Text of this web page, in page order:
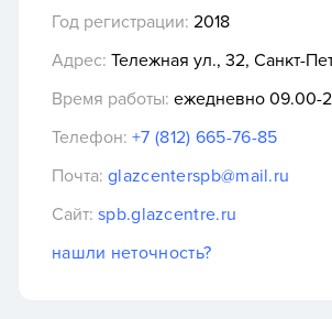
Год регистрации: 2018
Адрес: Тележная ул., 32, Санкт-
Время работы: ежедневно 09.00-
Телефон: +7 (812) 665-76-85
Почта: glazcenterspb@mail.ru
Сайт: spb.glazcentre.ru
нашли неточность?